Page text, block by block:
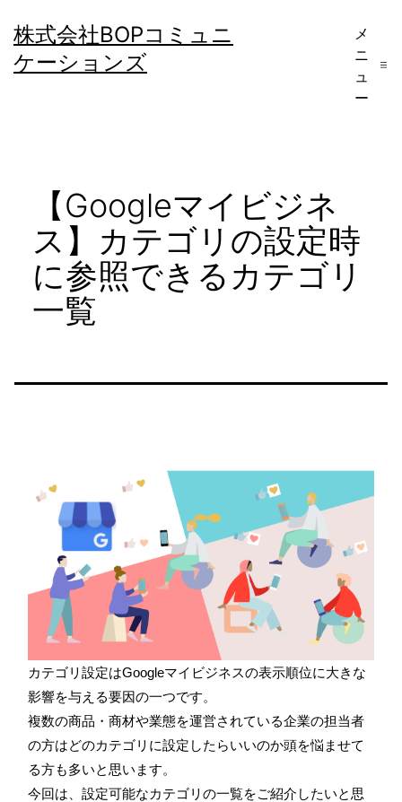
ン
テ
株式会社BOPコミュニ
ケーションズ
メ
ニ
ュ
ー
【Googleマイビジネ
ス】カテゴリの設定時
に参照できるカテゴリ
一覧
カテゴリ設定はGoogleマイビジネスの表示順位に大きな
影響を与える要因の一つです。
複数の商品・商材や業態を運営されている企業の担当者
の方はどのカテゴリに設定したらいいのか頭を悩ませて
る方も多いと思います。
今回は、設定可能なカテゴリの一覧をご紹介したいと思